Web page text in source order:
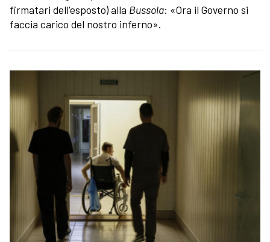
firmatari dell'esposto) alla Bussola: «Ora il Governo si
faccia carico del nostro inferno».